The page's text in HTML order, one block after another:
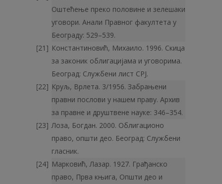
Оштећење преко половине и зелешаки
уговори. Анали Правног факултета у
Београду: 529–539.
Константиновић, Михаило. 1996. Скица
за законик облигацијама и уговорима.
Београд: Службени лист СРЈ.
Круљ, Врлета. 3/1956. Забрањени
правни послови у нашем праву. Архив
за правне и друштвене науке: 346–354.
Лоза, Богдан. 2000. Облигационо
право, општи део. Београд: Слу­жбени
гласник.
Марковић, Лазар. 1927. Грађанско
право, Прва књига, Општи део и